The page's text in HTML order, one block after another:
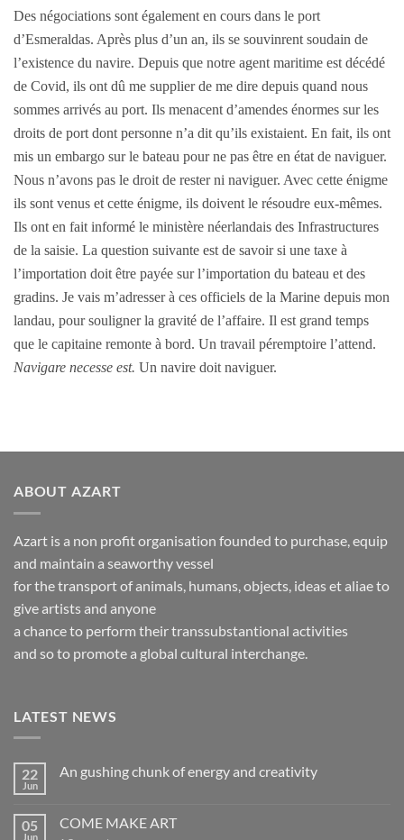
Des négociations sont également en cours dans le port
d’Esmeraldas. Après plus d’un an, ils se souvinrent soudain de
l’existence du navire. Depuis que notre agent maritime est décédé
de Covid, ils ont dû me supplier de me dire depuis quand nous
sommes arrivés au port. Ils menacent d’amendes énormes sur les
droits de port dont personne n’a dit qu’ils existaient. En fait, ils ont
mis un embargo sur le bateau pour ne pas être en état de naviguer.
Nous n’avons pas le droit de rester ni naviguer. Avec cette énigme
ils sont venus et cette énigme, ils doivent le résoudre eux-mêmes.
Ils ont en fait informé le ministère néerlandais des Infrastructures
de la saisie. La question suivante est de savoir si une taxe à
l’importation doit être payée sur l’importation du bateau et des
gradins. Je vais m’adresser à ces officiels de la Marine depuis mon
landau, pour souligner la gravité de l’affaire. Il est grand temps
que le capitaine remonte à bord. Un travail péremptoire l’attend.
Navigare necesse est. Un navire doit naviguer.
ABOUT AZART
Azart is a non profit organisation founded to purchase, equip
and maintain a seaworthy vessel
for the transport of animals, humans, objects, ideas et aliae to
give artists and anyone
a chance to perform their transsubstantional activities
and so to promote a global cultural interchange.
LATEST NEWS
22
Jun
An gushing chunk of energy and creativity
An
05
Jun
COME MAKE ART